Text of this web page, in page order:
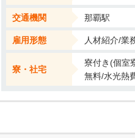
交通機関 那覇駅
雇用形態 人材紹介/業
寮・社宅
寮付き(個室
無料/水光熱